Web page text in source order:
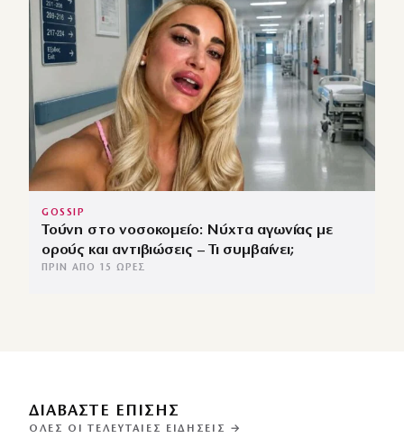
GOSSIP
Τούνη στο νοσοκομείο: Νύχτα αγωνίας με
ορούς και αντιβιώσεις – Τι συμβαίνει;
ΠΡΙΝ ΑΠΌ 15 ΏΡΕΣ
ΔΙΑΒΑΣΤΕ ΕΠΙΣΗΣ
ΌΛΕΣ ΟΙ ΤΕΛΕΥΤΑΊΕΣ ΕΙΔΉΣΕΙΣ →